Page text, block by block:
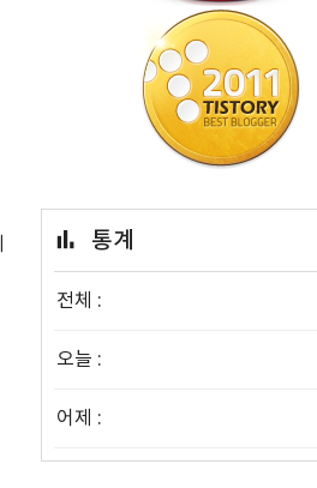
통계
전체 :
오늘 :
어제 :